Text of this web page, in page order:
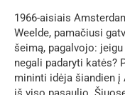
1966-aisiais
Weelde, pamačiusi
šeimą, pagalvojo:
negali padaryti katės?
mininti idėja šiandien